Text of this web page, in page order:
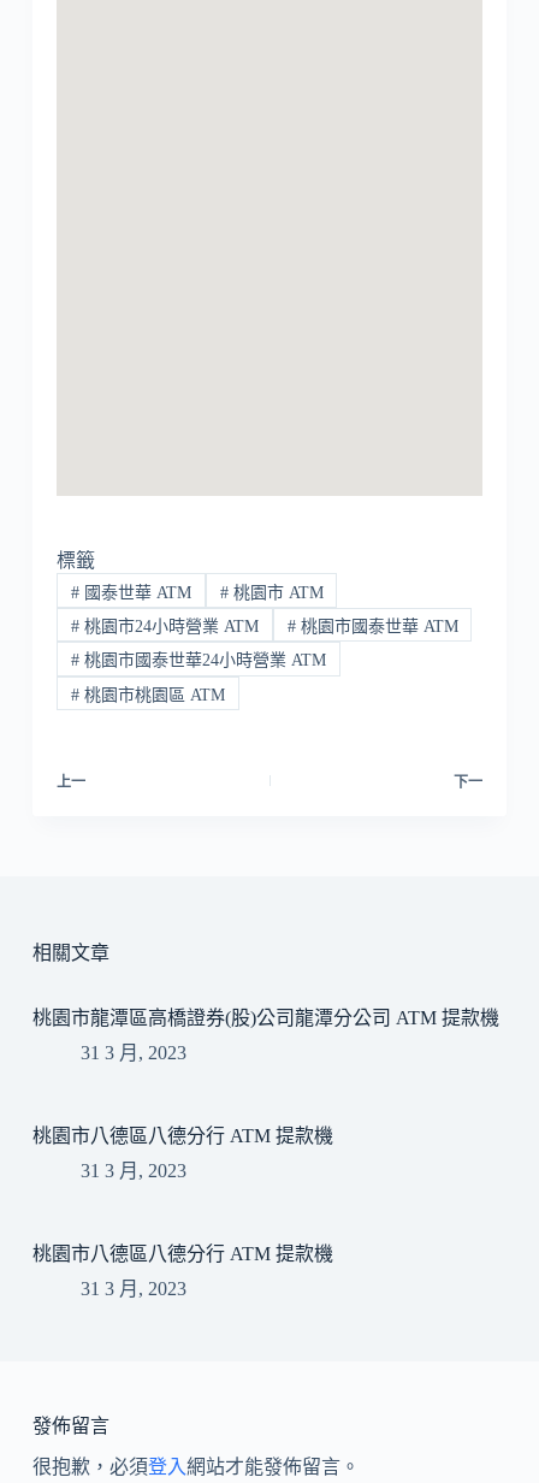
標籤
#國泰世華 ATM #桃園市 ATM
#桃園市24小時營業 ATM #桃園市國泰世華 ATM
#桃園市國泰世華24小時營業 ATM
#桃園市桃園區 ATM
上一 下一
相關文章
桃園市龍潭區高橋證券(股)公司龍潭分公司 ATM 提款機
31 3 月, 2023
桃園市八德區八德分行 ATM 提款機
31 3 月, 2023
桃園市八德區八德分行 ATM 提款機
31 3 月, 2023
發佈留言
很抱歉，必須登入網站才能發佈留言。